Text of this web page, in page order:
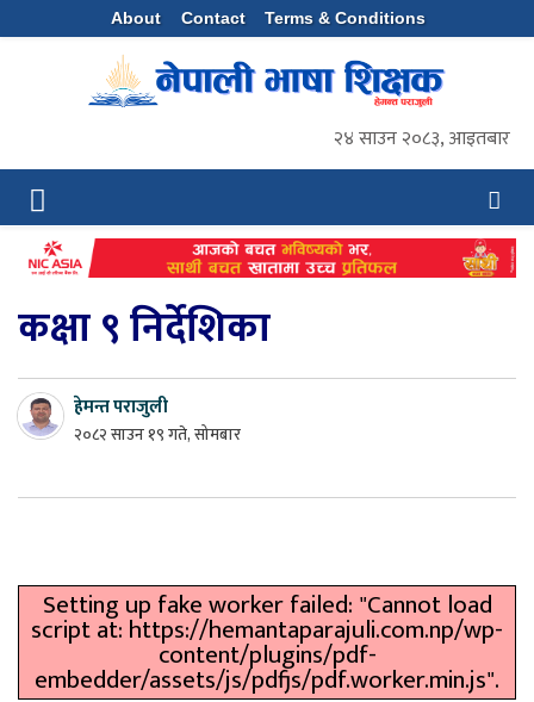
About Contact Terms & Conditions
२४ साउन २०८३, आइतबार
कक्षा ९ निर्देशिका
हेमन्त पराजुली
२०८२ साउन १९ गते, सोमबार
Setting up fake worker failed: "Cannot load
script at: https://hemantaparajuli.com.np/wp-
content/plugins/pdf-
embedder/assets/js/pdfjs/pdf.worker.min.js".